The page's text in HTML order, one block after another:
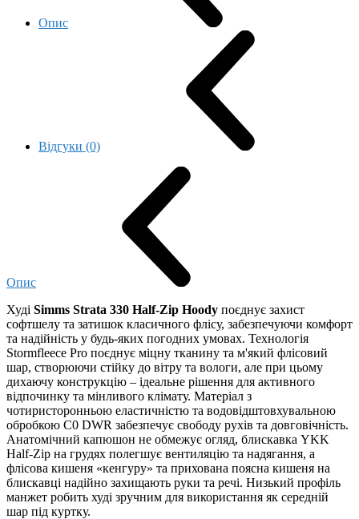
Опис
Відгуки (0)
Опис
Худі Simms Strata 330 Half-Zip Hoody поєднує захист
софтшелу та затишок класичного флісу, забезпечуючи комфорт
та надійність у будь-яких погодних умовах. Технологія
Stormfleece Pro поєднує міцну тканину та м'який флісовий
шар, створюючи стійку до вітру та вологи, але при цьому
дихаючу конструкцію – ідеальне рішення для активного
відпочинку та мінливого клімату. Матеріал з
чотиристоронньою еластичністю та водовідштовхувальною
обробкою C0 DWR забезпечує свободу рухів та довговічність.
Анатомічний капюшон не обмежує огляд, блискавка YKK
Half-Zip на грудях полегшує вентиляцію та надягання, а
флісова кишеня «кенгуру» та прихована поясна кишеня на
блискавці надійно захищають руки та речі. Низький профіль
манжет робить худі зручним для використання як середній
шар під куртку.